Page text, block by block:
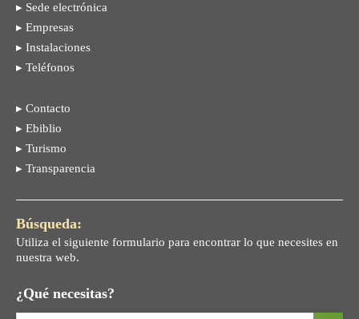
▸ Sede electrónica
▸ Empresas
▸ Instalaciones
▸ Teléfonos
▸ Contacto
▸ Ebiblio
▸ Turismo
▸ Transparencia
Búsqueda:
Utiliza el siguiente formulario para encontrar lo que necesites en
nuestra web.
¿Qué necesitas?